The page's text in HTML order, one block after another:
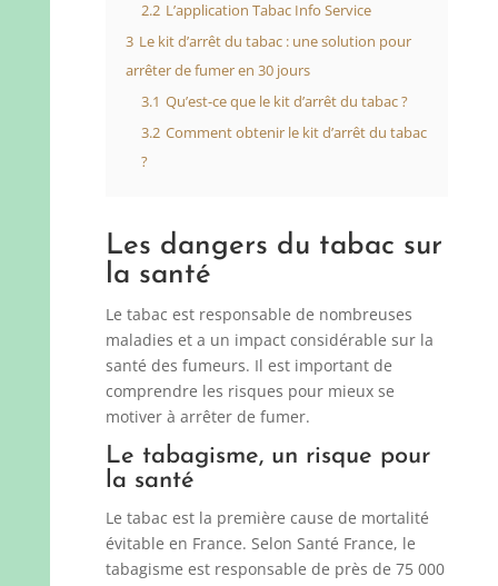
2.2 L’application Tabac Info Service
3 Le kit d’arrêt du tabac : une solution pour
arrêter de fumer en 30 jours
3.1 Qu’est-ce que le kit d’arrêt du tabac ?
3.2 Comment obtenir le kit d’arrêt du tabac
?
Les dangers du tabac sur
la santé
Le tabac est responsable de nombreuses
maladies et a un impact considérable sur la
santé des fumeurs. Il est important de
comprendre les risques pour mieux se
motiver à arrêter de fumer.
Le tabagisme, un risque pour
la santé
Le tabac est la première cause de mortalité
évitable en France. Selon Santé France, le
tabagisme est responsable de près de 75 000